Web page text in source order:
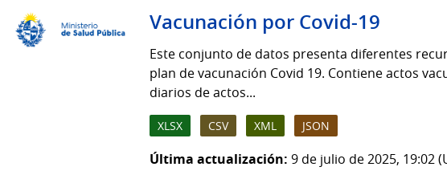
Vacunación por Covid-19
Este conjunto de datos presenta diferentes
plan de vacunación Covid 19. Contiene actos
diarios de actos...
XLSX CSV XML JSON
Última actualización: 9 de julio de 2025, 19:02